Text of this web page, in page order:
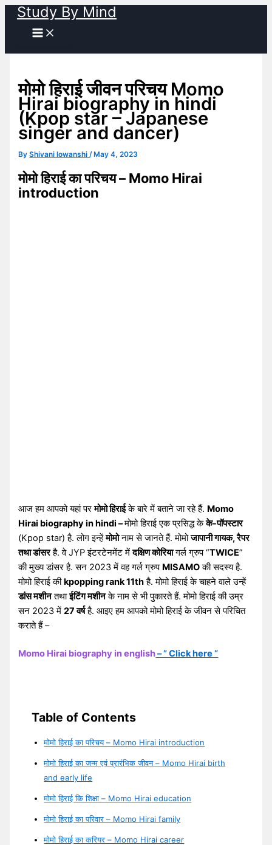
Skip
content
Study By Mind
मोमो हिराई जीवन परिचय Momo
Hirai biography in hindi
(Kpop star – Japanese
singer and dancer)
ByShivani lowanshi/ May 4, 2023
मोमो हिराई का परिचय – Momo Hirai
introduction
आज हम आपको यहां परमोमो हिराईके बारे में बताने जा रहे हैं. Momo
Hirai biography in hindi –मोमो हिराई एक प्रसिद्ध केके-पॉपस्टार
(Kpop star) है. लोग इन्हेंमोमोनाम से जानते हैं. मोमोजापानी गायक, रैपर
तथा डांसरहै. वे JYP इंटरटेनमेंट मेंदक्षिण कोरियागर्ल ग्रुप “TWICE”
की मुख्य डांसर है. सन 2023 में वह गर्ल ग्रुप MISAMOकी सदस्य है.
मोमो हिराई कीkpopping rank 11thहै. मोमो हिराई के चाहने वाले उन्हें
डांस मशीनतथाईटिंग मशीनके नाम से भी पुकारते हैं. मोमो हिराई की उम्र
सन 2023 में27 वर्षहै. आइए हम आपको मोमो हिराई के जीवन से परिचित
कराते हैं –
Momo Hirai biography in english– ” Click here “
Table of Contents
मोमो हिराई का परिचय – Momo Hirai introduction
मोमो हिराई का जन्म एवं प्रारंभिक जीवन – Momo Hirai birth
and early life
मोमो हिराई कि शिक्षा – Momo Hirai education
मोमो हिराई का परिवार – Momo Hirai family
मोमो हिराई का करियर – Momo Hirai career